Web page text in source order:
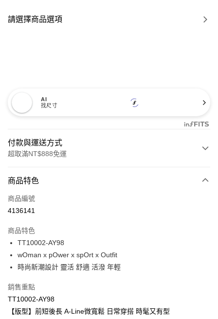
請選擇商品選項
AI
找尺寸
付款與運送方式
超取滿NT$888免運
信用卡一次付款
信用卡分期付款
合作金庫商業銀行
華南商業銀行
上海商業儲蓄銀行
國泰世華商業銀行
兆豐國際商業銀行
匯豐（台灣）商業銀行
聯邦商業銀行
元大商業銀行
永豐商業銀行
LINE Pay
悠遊付
全盈+PAY
商品特色
商品編號
4136141
商品特色
TT10002-AY98
wOman x pOwer x spOrt x Outfit
時尚新潮設計 靈活 舒適 活潑 年輕
銷售重點
TT10002-AY98
【版型】前短後長 A-Line微寬鬆 日常穿搭 時髦又有型